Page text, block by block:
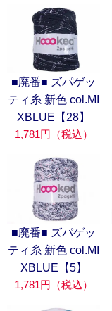
■廃番■ ズパゲッ
ティ糸 新色 col.MI
XBLUE【28】
1,781円（税込）
■廃番■ ズパゲッ
ティ糸 新色 col.MI
XBLUE【5】
1,781円（税込）